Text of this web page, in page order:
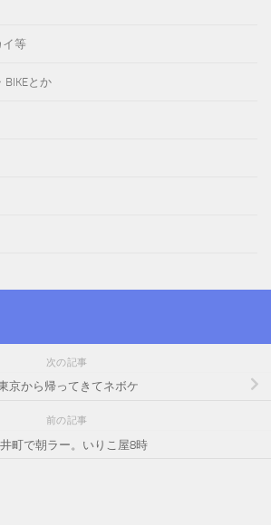
イ等
BIKEとか
次の記事
京から帰ってきてネボケ
前の記事
町で朝ラー。いりこ屋8時